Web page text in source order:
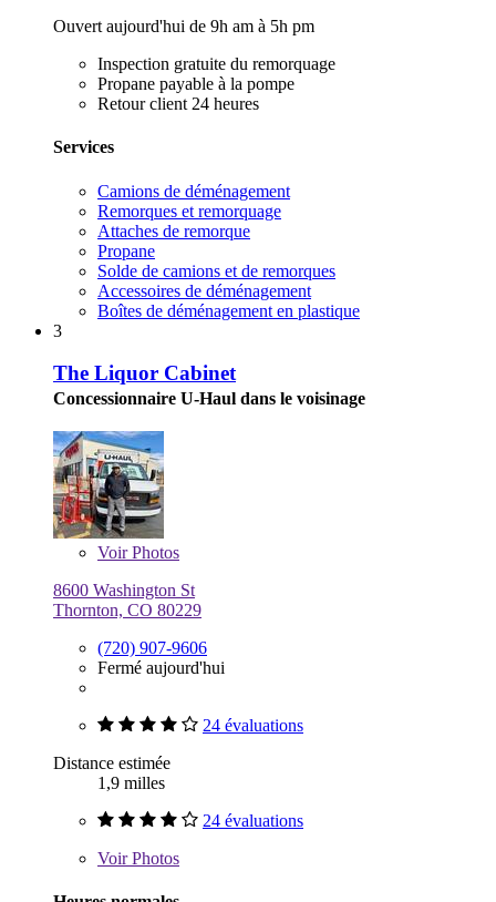
Ouvert aujourd'hui de 9h am à 5h pm
Inspection gratuite du remorquage
Propane payable à la pompe
Retour client 24 heures
Services
Camions de déménagement
Remorques et remorquage
Attaches de remorque
Propane
Solde de camions et de remorques
Accessoires de déménagement
Boîtes de déménagement en plastique
3
The Liquor Cabinet
Concessionnaire U-Haul dans le voisinage
VoirPhotos
8600 Washington St
Thornton, CO 80229
(720) 907-9606
Fermé aujourd'hui
24 évaluations
Distance estimée
1,9 milles
24 évaluations
VoirPhotos